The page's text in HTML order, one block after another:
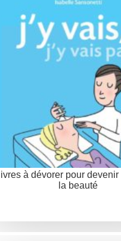
à dévorer pour devenir
la beauté